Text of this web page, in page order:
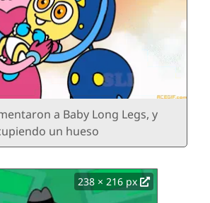
a Baby Long Legs, y
un hueso
238 × 216 px